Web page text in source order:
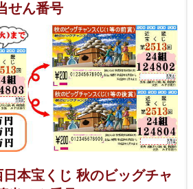
せん番号
本宝くじ 秋のビッグチャ